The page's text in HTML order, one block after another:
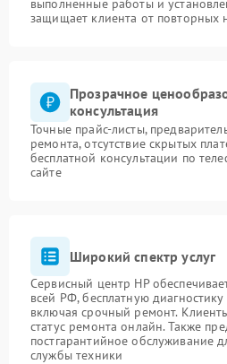
выполненные работы и
защищает клиента от повторных
Прозрачное
консультация
Точные прайс-листы,
ремонта, отсутствие скрытых
бесплатной консультации по
сайте
Широкий спектр услуг
Сервисный центр HP
всей РФ, бесплатную
включая срочный ремонт.
статус ремонта онлайн. Также
постгарантийное обслуживание
службы техники